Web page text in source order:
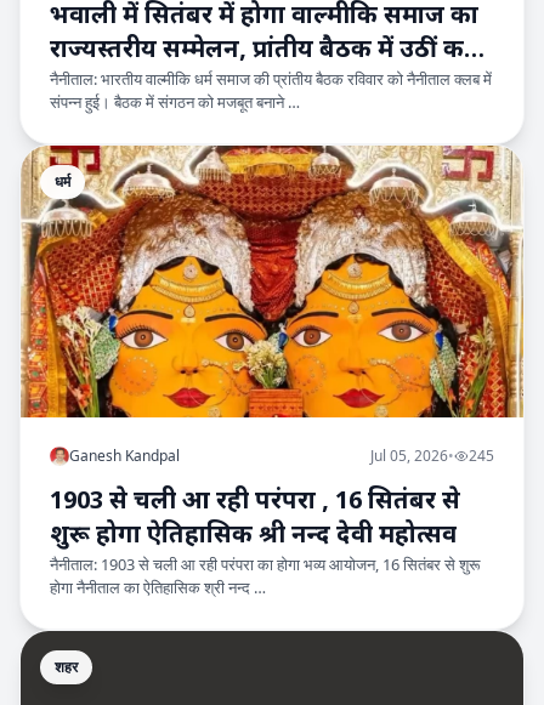
भवाली में सितंबर में होगा वाल्मीकि समाज का
राज्यस्तरीय सम्मेलन, प्रांतीय बैठक में उठीं कई
मांगें
नैनीताल: भारतीय वाल्मीकि धर्म समाज की प्रांतीय बैठक रविवार को नैनीताल क्लब में
संपन्न हुई। बैठक में संगठन को मजबूत बनाने …
धर्म
Ganesh Kandpal Jul 05, 2026• 245
1903 से चली आ रही परंपरा , 16 सितंबर से
शुरू होगा ऐतिहासिक श्री नन्द देवी महोत्सव
नैनीताल: 1903 से चली आ रही परंपरा का होगा भव्य आयोजन, 16 सितंबर से शुरू
होगा नैनीताल का ऐतिहासिक श्री नन्द …
शहर